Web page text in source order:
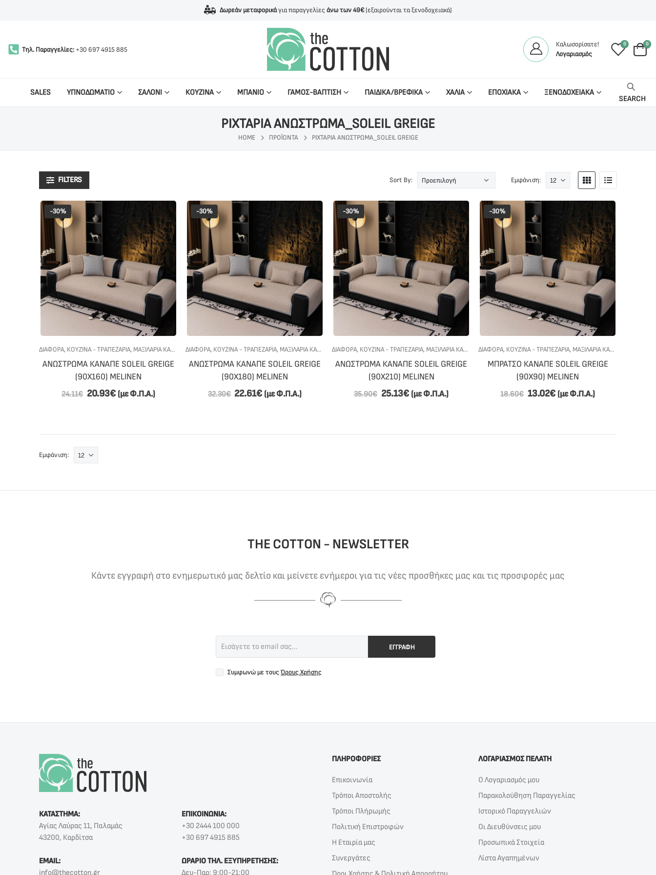
Δωρεάν μεταφορικάγια παραγγελίες άνω των 49€(εξαιρούνται τα ξενοδοχειακά)
Τηλ. Παραγγελίες: +30 697 4915 885
Καλωσορίσατε!
Λογαριασμός
0 0
SALES ΥΠΝΟΔΩΜΑΤΙΟ ΣΑΛΟΝΙ ΚΟΥΖΙΝΑ ΜΠΑΝΙΟ ΓΑΜΟΣ-ΒΑΠΤΙΣΗ ΠΑΙΔΙΚΑ/ΒΡΕΦΙΚΑ ΧΑΛΙΑ ΕΠΟΧΙΑΚΑ ΞΕΝΟΔΟΧΕΙΑΚΑ
SEARCH
ΡΙΧΤΑΡΙΑ ΑΝΩΣΤΡΩΜΑ_SOLEIL GREIGE
HOME ΠΡΟΪΌΝΤΑ ΡΙΧΤΑΡΙΑ ΑΝΩΣΤΡΩΜΑ_SOLEIL GREIGE
FILTERS Sort By: Εμφάνιση:
-30%
ΔΙΆΦΟΡΑ, ΚΟΥΖΙΝΑ - ΤΡΑΠΕΖΑΡΙΑ, ΜΑΞΙΛΆΡΙΑ ΚΑΡΈΚΛΑΣ ,ΠΡΟΣΦΟΡΕΣ
ΑΝΩΣΤΡΩΜΑ ΚΑΝΑΠΕ SOLEIL GREIGE
(90X160) MELINEN
24.11€ 20.93€ (με Φ.Π.Α.)
-30%
ΔΙΆΦΟΡΑ, ΚΟΥΖΙΝΑ - ΤΡΑΠΕΖΑΡΙΑ, ΜΑΞΙΛΆΡΙΑ ΚΑΡΈΚΛΑΣ ,ΠΡΟΣΦΟΡΕΣ
ΑΝΩΣΤΡΩΜΑ ΚΑΝΑΠΕ SOLEIL GREIGE
(90X180) MELINEN
32.30€ 22.61€ (με Φ.Π.Α.)
-30%
ΔΙΆΦΟΡΑ, ΚΟΥΖΙΝΑ - ΤΡΑΠΕΖΑΡΙΑ, ΜΑΞΙΛΆΡΙΑ ΚΑΡΈΚΛΑΣ ,ΠΡΟΣΦΟΡΕΣ
ΑΝΩΣΤΡΩΜΑ ΚΑΝΑΠΕ SOLEIL GREIGE
(90X210) MELINEN
35.90€ 25.13€ (με Φ.Π.Α.)
-30%
ΔΙΆΦΟΡΑ, ΚΟΥΖΙΝΑ - ΤΡΑΠΕΖΑΡΙΑ, ΜΑΞΙΛΆΡΙΑ ΚΑΡΈΚΛΑΣ
ΜΠΡΑΤΣΟ ΚΑΝΑΠΕ SOLEIL GREIGE
(90X90) MELINEN
18.60€ 13.02€ (με Φ.Π.Α.)
Εμφάνιση:
THE COTTON - NEWSLETTER
Κάντε εγγραφή στο ενημερωτικό μας δελτίο και μείνετε ενήμεροι για τις νέες προσθήκες μας και τις προσφορές μας
ΕΓΓΡΑΦΗ
Συμφωνώ με τους Όρους Χρήσης
ΚΑΤΑΣΤΗΜΑ:
Αγίας Λαύρας 11, Παλαμάς
43200, Καρδίτσα
ΕΠΙΚΟΙΝΩΝΙΑ:
+30 2444 100 000
+30 697 4915 885
EMAIL:
info@thecotton.gr
ΩΡΑΡΙΟ ΤΗΛ. ΕΞΥΠΗΡΕΤΗΣΗΣ:
Δευ-Παρ: 9:00-21:00
ΠΛΗΡΟΦΟΡΙΕΣ
Επικοινωνία
Τρόποι Αποστολής
Τρόποι Πλήρωμής
Πολιτική Επιστροφών
Η Εταιρία μας
Συνεργάτες
ΛΟΓΑΡΙΑΣΜΟΣ ΠΕΛΑΤΗ
Ο Λογαριασμός μου
Παρακολούθηση Παραγγελίας
Ιστορικό Παραγγελιών
Οι Διευθύνσεις μου
Προσωπικά Στοιχεία
Λίστα Αγαπημένων